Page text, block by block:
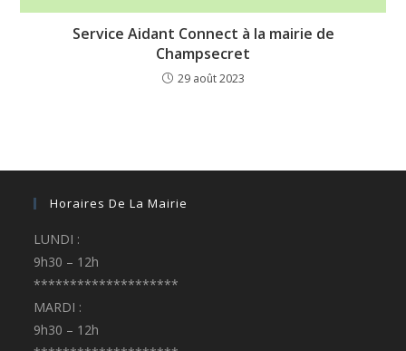
Service Aidant Connect à la mairie de
Champsecret
29 août 2023
Horaires De La Mairie
LUNDI :
9h30 – 12h
********************
MARDI :
9h30 – 12h